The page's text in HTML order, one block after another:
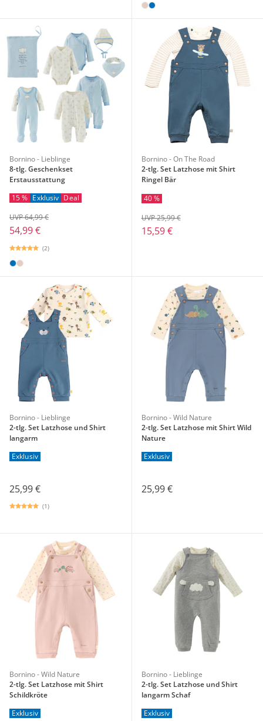
Bornino - Lieblinge
8-tlg. Geschenkset
Erstausstattung
15 % Exklusiv Deal
54,99 €
UVP 64,99 €
(2)
Bornino - On The Road
2-tlg. Set Latzhose mit Shirt
Ringel Bär
40 %
15,59 €
UVP 25,99 €
Bornino - Lieblinge
2-tlg. Set Latzhose und Shirt
langarm
Exklusiv
25,99 €
(1)
Bornino - Wild Nature
2-tlg. Set Latzhose mit Shirt Wild
Nature
Exklusiv
25,99 €
Bornino - Wild Nature
2-tlg. Set Latzhose mit Shirt
Schildkröte
Exklusiv
Bornino - Lieblinge
2-tlg. Set Latzhose und Shirt
langarm Schaf
Exklusiv